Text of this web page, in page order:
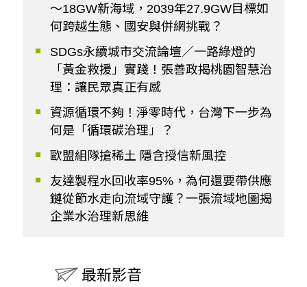
～18GW新海域，2039年27.9GW目標如
何跨越生態、國安與併網挑戰？
SDGs永續城市交流論壇／一路綠燈的
「黃金救援」實踐！張善政揭桃園智慧治
理：讓民眾真正有感
資源循環不夠！淨零時代，台灣下一步為
何是「循環碳治理」？
歐盟組隊搶稀土 隱含授信新風控
友達製程水回收率95%，為何還要帶供應
鏈從節水走向流域守護？一張流域地圖揭
企業水治理新思維
最新影音